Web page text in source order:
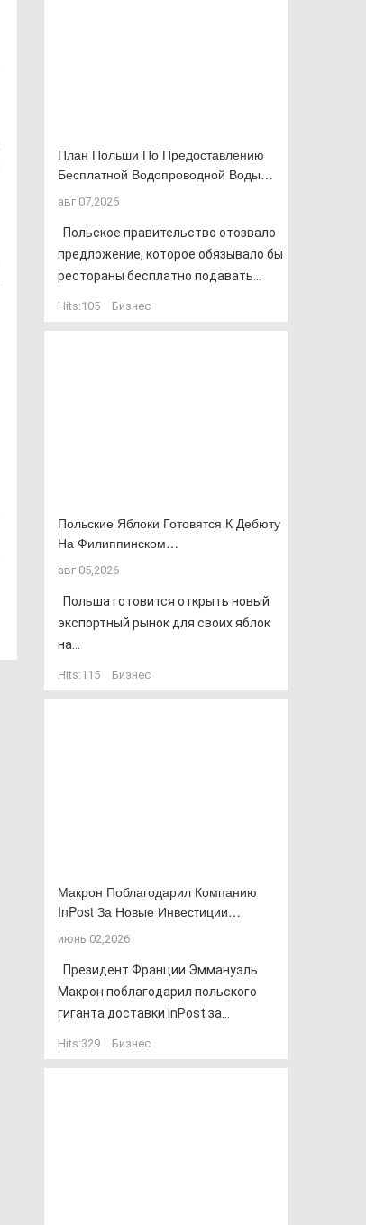
План Польши По Предоставлению
Бесплатной Водопроводной Воды…
авг 07,2026
Польское правительство отозвало
предложение, которое обязывало бы
рестораны бесплатно подавать...
Hits:105 Бизнес
Польские Яблоки Готовятся К Дебюту
На Филиппинском…
авг 05,2026
Польша готовится открыть новый
экспортный рынок для своих яблок
на...
Hits:115 Бизнес
Макрон Поблагодарил Компанию
InPost За Новые Инвестиции…
июнь 02,2026
Президент Франции Эммануэль
Макрон поблагодарил польского
гиганта доставки InPost за...
Hits:329 Бизнес